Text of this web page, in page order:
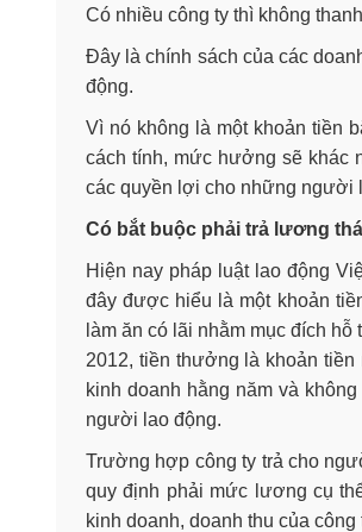
Có nhiều công ty thì không
Đây là chính sách của các
động.
Vì nó không là một khoản tiền
cách tính, mức hưởng sẽ khác
các quyền lợi cho những người
Có bắt buộc phải trả lương
Hiện nay pháp luật lao động
đây được hiểu là một khoản
làm ăn có lãi nhằm mục đích
2012, tiền thưởng là khoản
kinh doanh hằng năm và
người lao động.
Trường hợp công ty trả cho
quy định phải mức lương cụ
kinh doanh, doanh thu của